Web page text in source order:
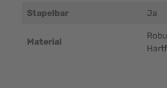
Stapelbar Ja
Material